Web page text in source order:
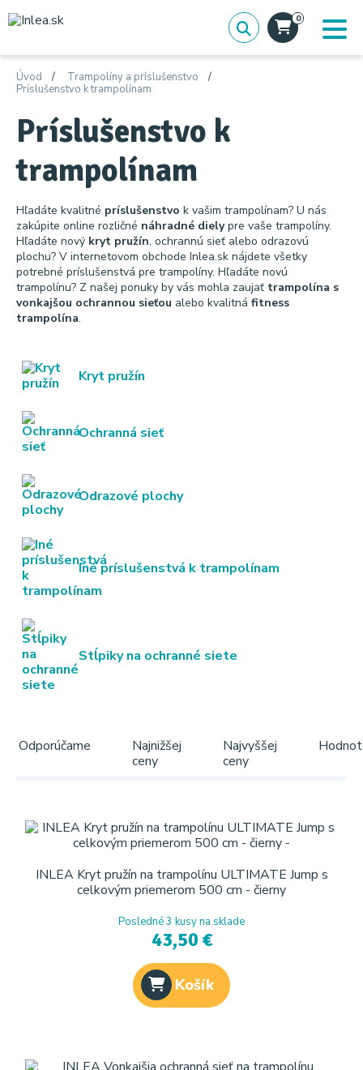
0
Úvod
Trampolíny a príslušenstvo
Príslušenstvo k trampolínam
Príslušenstvo k
trampolínam
Hľadáte kvalitné príslušenstvo k vašim trampolínam? U nás
zakúpite online rozličné náhradné dielypre vaše trampolíny.
Hľadáte nový kryt pružín, ochrannú sieť alebo odrazovú
plochu? V internetovom obchode Inlea.sk nájdete všetky
potrebné príslušenstvá pre trampolíny. Hľadáte novú
trampolínu? Z našej ponuky by vás mohla zaujať trampolína s
vonkajšou ochrannou sieťou alebo kvalitná fitness
trampolína.
Kryt pružín
Ochranná sieť
Odrazové plochy
Iné príslušenstvá k trampolínam
Stĺpiky na ochranné siete
Odporúčame
Najnižšej
ceny
Najvyššej
ceny
INLEA Kryt pružín na trampolínu ULTIMATE Jump s
celkovým priemerom 500 cm - čierny
Posledné 3 kusy na sklade
43,50 €
Košík